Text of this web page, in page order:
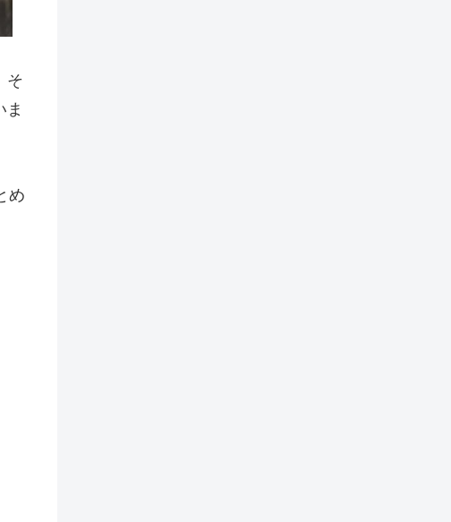
そ
ま
め